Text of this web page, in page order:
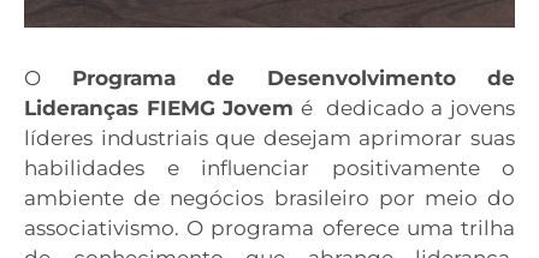
O Programa de Desenvolvimento de
Lideranças FIEMG Jovem é dedicado a jovens
líderes industriais que desejam aprimorar suas
habilidades e influenciar positivamente o
ambiente de negócios brasileiro por meio do
associativismo. O programa oferece uma trilha